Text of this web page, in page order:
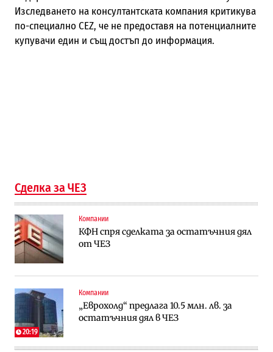
Сделка за ЧЕЗ
Компании
КФН спря сделката за остатъчния дял
от ЧЕЗ
20:19
Компании
„Еврохолд“ предлага 10.5 млн. лв. за
остатъчния дял в ЧЕЗ
Изследването на консултантската компания критикува
по-специално CEZ, че не предоставя на потенциалните
купувачи един и същ достъп до информация.